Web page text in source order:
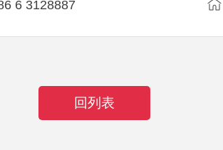
6 3128887
回列表